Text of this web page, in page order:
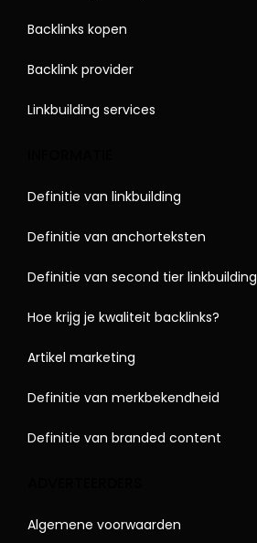
Backlinks kopen
Backlink provider
Linkbuilding services
Definitie van linkbuilding
Definitie van anchorteksten
Definitie van second tier linkbuilding
Hoe krijg je kwaliteit backlinks?
Artikel marketing
Definitie van merkbekendheid
Definitie van branded content
Algemene voorwaarden